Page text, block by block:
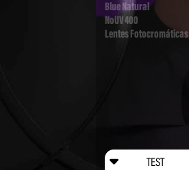
TEST
Blue Natural
NoUV 400
Lentes Fotocromáticas